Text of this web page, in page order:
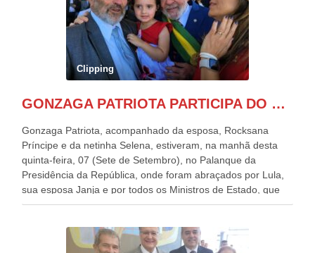
Clipping
GONZAGA PATRIOTA PARTICIPA DO DESFILE DA INDEPENDÊNCIA NO PALANQUE DA PRESIDÊNCIA DA REPÚBLICA E É ABRAÇADO POR LULA E POR GERALDO ALCKMIN.
Gonzaga Patriota, acompanhado da esposa, Rocksana
Príncipe e da netinha Selena, estiveram, na manhã desta
quinta-feira, 07 (Sete de Setembro), no Palanque da
Presidência da República, onde foram abraçados por Lula,
sua esposa Janja e por todos os Ministros de Estado, que
estavam presentes, nos Desfiles da Independência da
outros desfiles, na Esplanada dos Ministérios, disse ter sido
o deste ano, o maior e o mais organizado de todos. “Há